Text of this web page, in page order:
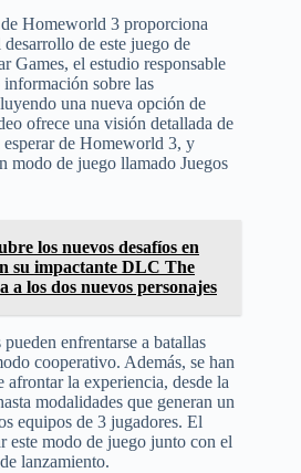
Homeworld 3 proporciona
de este juego de
Games, el estudio responsable
sobre las
una nueva opción de
ofrece una visión detallada de
de Homeworld 3, y
modo de juego llamado Juegos
los nuevos desafíos en
su impactante DLC The
los dos nuevos personajes
enfrentarse a batallas
cooperativo. Además, se han
afrontar la experiencia, desde la
modalidades que generan un
equipos de 3 jugadores. El
este modo de juego junto con el
lanzamiento.